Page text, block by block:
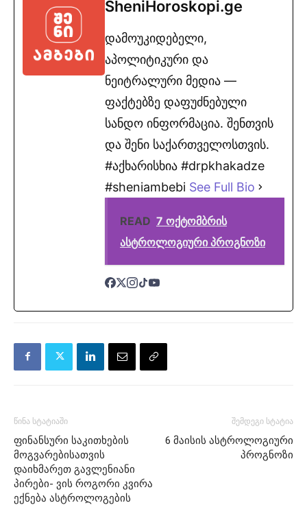
SheniHoroskopi.ge
დამოუკიდებელი,
აპოლიტიკური და
ნეიტრალური მედია —
ფაქტებზე დაფუძნებული
სანდო ინფორმაცია. შენთვის
და შენი საქართველოსთვის.
#აქხარისხია #drpkhakadze
#sheniambebi See Full Bio
READ 7 ოქტომბრის
ასტროლოგიური პროგნოზი
წინა სტატიაში
ფინანსური საკითხების
მოგვარებისათვის
დაიხმარეთ გავლენიანი
პირები- ვის როგორი კვირა
ექნება ასტროლოგების
შემდეგი სტატია
6 მაისის ასტროლოგიური
პროგნოზი